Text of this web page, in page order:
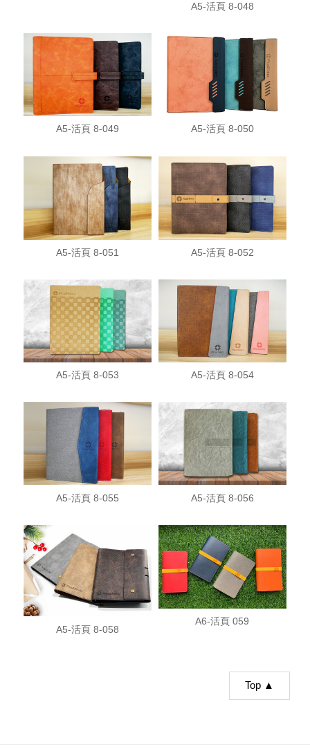
A5-活頁 8-048
A5-活頁 8-049 A5-活頁 8-050
A5-活頁 8-051 A5-活頁 8-052
A5-活頁 8-053 A5-活頁 8-054
A5-活頁 8-055 A5-活頁 8-056
A5-活頁 8-058
A6-活頁 059
Top ▲